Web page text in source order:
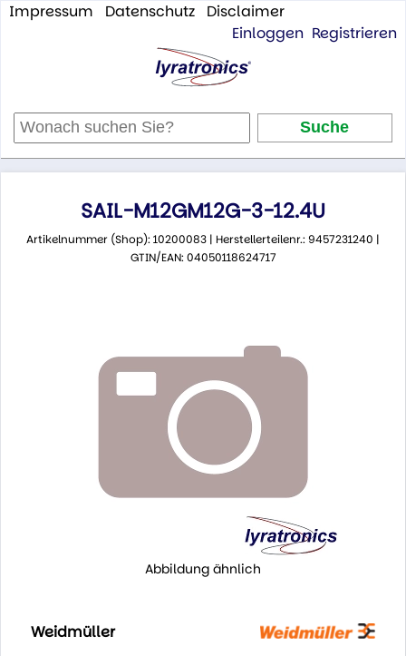
Impressum Datenschutz
Disclaimer
Einloggen Registrieren
SAIL-M12GM12G-3-12.4U
Artikelnummer (Shop): 10200083 | Herstellerteilenr.: 9457231240 |
GTIN/EAN: 04050118624717
Abbildung ähnlich
Weidmüller